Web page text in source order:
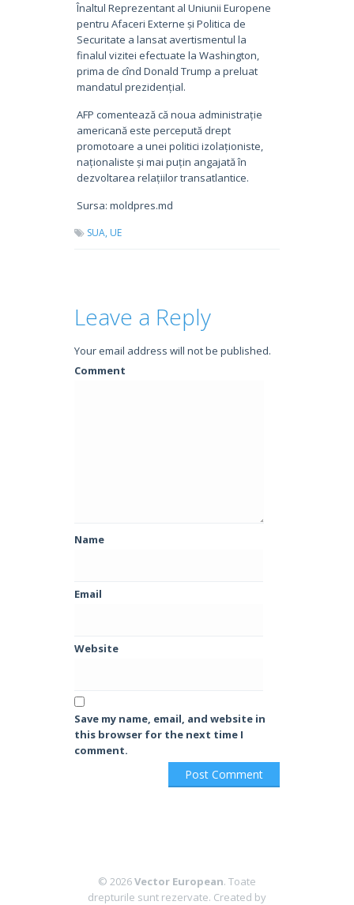
Înaltul Reprezentant al Uniunii Europene
pentru Afaceri Externe și Politica de
Securitate a lansat avertismentul la
finalul vizitei efectuate la Washington,
prima de cînd Donald Trump a preluat
mandatul prezidențial.
AFP comentează că noua administrație
americană este percepută drept
promotoare a unei politici izolaționiste,
naționaliste și mai puțin angajată în
dezvoltarea relațiilor transatlantice.
Sursa: moldpres.md
SUA, UE
Leave a Reply
Your email address will not be published.
Comment
Name
Email
Website
Save my name, email, and website in
this browser for the next time I
comment.
© 2026Vector European. Toate
drepturile sunt rezervate. Created by